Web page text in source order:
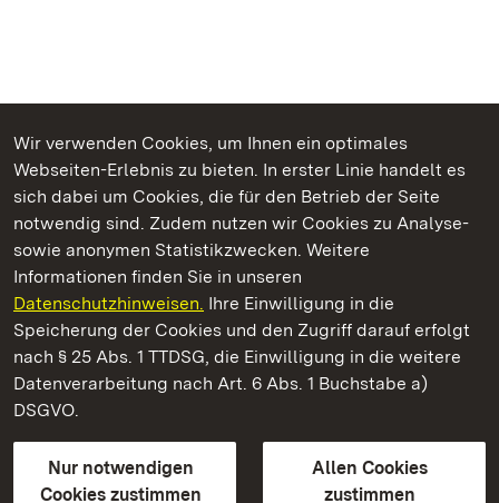
Wir verwenden Cookies, um Ihnen ein optimales
Webseiten-Erlebnis zu bieten. In erster Linie handelt es
sich dabei um Cookies, die für den Betrieb der Seite
notwendig sind. Zudem nutzen wir Cookies zu Analyse-
sowie anonymen Statistikzwecken. Weitere
Informationen finden Sie in unseren
Datenschutzhinweisen. Ihre Einwilligung in die
Speicherung der Cookies und den Zugriff darauf erfolgt
nach § 25 Abs. 1 TTDSG, die Einwilligung in die weitere
Datenverarbeitung nach Art. 6 Abs. 1 Buchstabe a)
DSGVO.
Nur notwendigen
Cookies zustimmen
Allen Cookies
zustimmen
Kommen. Staunen. Genießen.
Residenzschloss Rastatt
Staatliche Schlösser und Gärten Baden-Württemberg
Kontakt
GebärdenspracheLeichte Sprache
Erklärung zur Barrierefreiheit
BITV-konform (geprüfte Seiten)